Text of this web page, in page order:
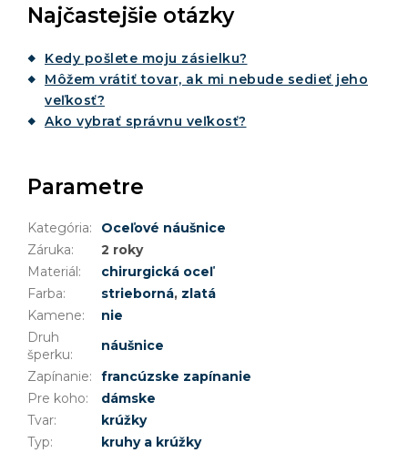
Najčastejšie otázky
Kedy pošlete moju zásielku?
Môžem vrátiť tovar, ak mi nebude sedieť jeho
veľkosť?
Ako vybrať správnu veľkosť?
Parametre
Kategória:
Oceľové náušnice
Záruka:
2 roky
Materiál :
chirurgická oceľ
Farba: strieborná, zlatá
Kamene:
nie
Druh
šperku:
náušnice
Zapínanie:
francúzske zapínanie
Pre koho:
dámske
Tvar:
krúžky
Typ: kruhy a krúžky